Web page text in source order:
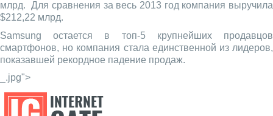
млрд. Для сравнения за весь 2013 год компания выручила
$212,22 млрд.
Samsung остается в топ-5 крупнейших продавцов
смартфонов, но компания стала единственной из лидеров,
показавшей рекордное падение продаж.
_.jpg">